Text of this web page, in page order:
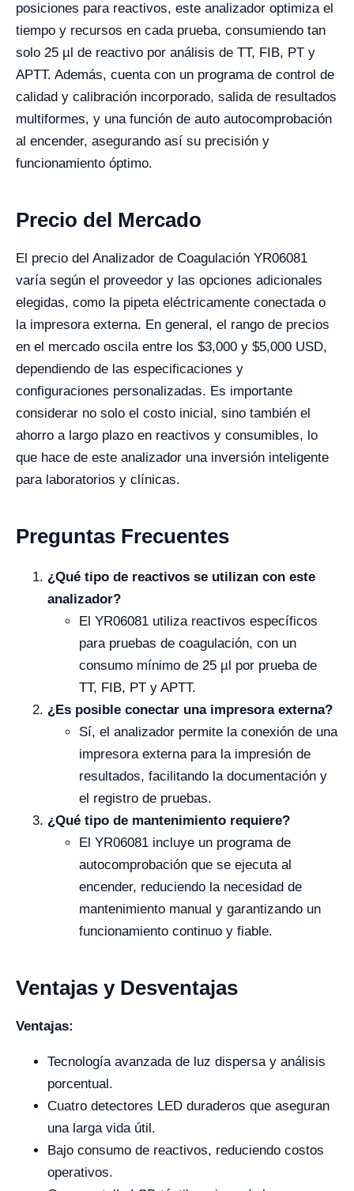
posiciones para reactivos, este analizador optimiza el
tiempo y recursos en cada prueba, consumiendo tan
solo 25 µl de reactivo por análisis de TT, FIB, PT y
APTT. Además, cuenta con un programa de control de
calidad y calibración incorporado, salida de resultados
multiformes, y una función de auto autocomprobación
al encender, asegurando así su precisión y
funcionamiento óptimo.
Precio del Mercado
El precio del Analizador de Coagulación YR06081
varía según el proveedor y las opciones adicionales
elegidas, como la pipeta eléctricamente conectada o
la impresora externa. En general, el rango de precios
en el mercado oscila entre los $3,000 y $5,000 USD,
dependiendo de las especificaciones y
configuraciones personalizadas. Es importante
considerar no solo el costo inicial, sino también el
ahorro a largo plazo en reactivos y consumibles, lo
que hace de este analizador una inversión inteligente
para laboratorios y clínicas.
Preguntas Frecuentes
¿Qué tipo de reactivos se utilizan con este
analizador?
El YR06081 utiliza reactivos específicos
para pruebas de coagulación, con un
consumo mínimo de 25 µl por prueba de
TT, FIB, PT y APTT.
¿Es posible conectar una impresora externa?
Sí, el analizador permite la conexión de una
impresora externa para la impresión de
resultados, facilitando la documentación y
el registro de pruebas.
¿Qué tipo de mantenimiento requiere?
El YR06081 incluye un programa de
autocomprobación que se ejecuta al
encender, reduciendo la necesidad de
mantenimiento manual y garantizando un
funcionamiento continuo y fiable.
Ventajas y Desventajas
Ventajas:
Tecnología avanzada de luz dispersa y análisis
porcentual.
Cuatro detectores LED duraderos que aseguran
una larga vida útil.
Bajo consumo de reactivos, reduciendo costos
operativos.